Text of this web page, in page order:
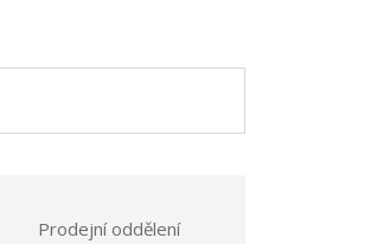
Prodejní oddělení